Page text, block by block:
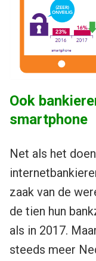
Ook
smartphone
Net als het
zaak van de
de tien hun
als in 2017.
steeds meer